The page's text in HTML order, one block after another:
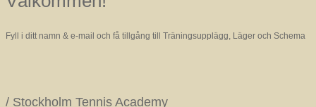
Fyll i ditt namn & e-mail och få tillgång till Träningsupplägg, Läger och Schema
/ Stockholm Tennis Academy